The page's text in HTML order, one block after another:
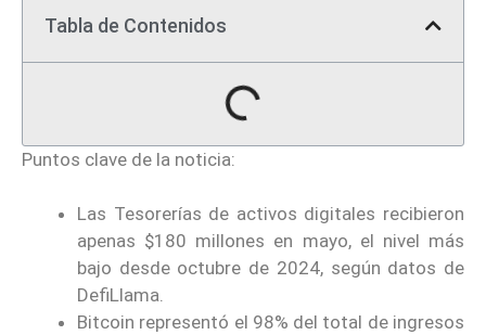
Tabla de Contenidos
Puntos clave de la noticia:
Las Tesorerías de activos digitales recibieron
apenas $180 millones en mayo, el nivel más
bajo desde octubre de 2024, según datos de
DefiLlama.
Bitcoin representó el 98% del total de ingresos